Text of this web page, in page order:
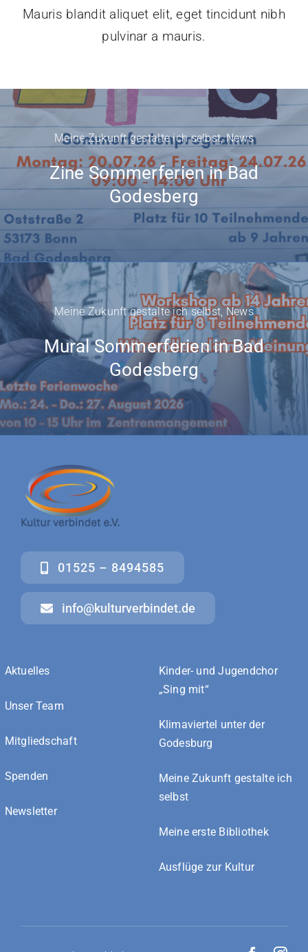
Mauris blandit aliquet elit, eget tincidunt nibh
pulvinar a mauris.
Meine Zukunft gestalte ich selbst,News
Zine Sommerferien in Bad
Godesberg
Meine Zukunft gestalte ich selbst,News
Mural Sommerferien in Bad
Godesberg
01525 – 8494585
info@kulturverbindet.de
Aktuelles
Unser Team
Mitgliedschaft
Spenden
Newsletter
Kinder- und Jugendchor
„Sing mit“
Klimaviertel unter der
Godesburg
Meine Zukunft gestalte ich
selbst
Meine erste Bibliothek
Ausflüge zur Kultur